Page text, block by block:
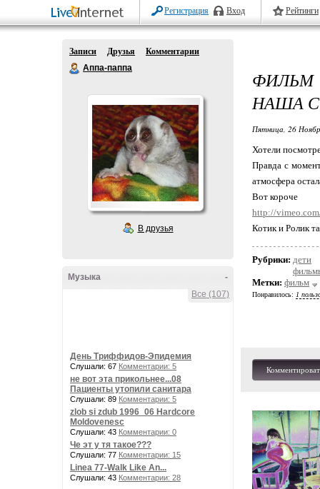
Регистрация Вход Рейтинги
Записи Друзья
Комментарии
Аппа-паппа
В друзья
-
Музыка
Все (107)
День Триффидов-Эпидемия
Слушали: 67 Комментарии: 5
не вот эта прикольнее...08
Пациенты утопили санитара
Слушали: 89 Комментарии: 5
zlob si zdub 1996_06 Hardcore
Moldovenesc
Слушали: 43 Комментарии: 0
Че эт у тя такое???
Слушали: 77 Комментарии: 15
Linea 77-Walk Like An...
Слушали: 43 Комментарии: 28
ФИЛЬМ
НАША
Пятница, 26
Хотели
Правда с
атмосфера
Вот короче
http://
Котик и Ролик
Рубрики: дети
Метки: фильм
Понравилось: 1